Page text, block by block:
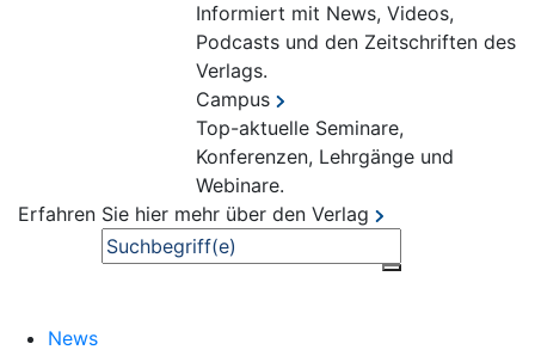
Informiert mit News, Videos,
Podcasts und den Zeitschriften des
Verlags.
Campus
Top-aktuelle Seminare,
Konferenzen, Lehrgänge und
Webinare.
Erfahren Sie hier mehr über den Verlag
Suche
News